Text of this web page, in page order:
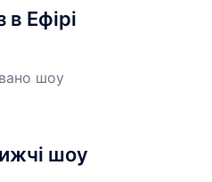
в Ефірі
шоу
шоу